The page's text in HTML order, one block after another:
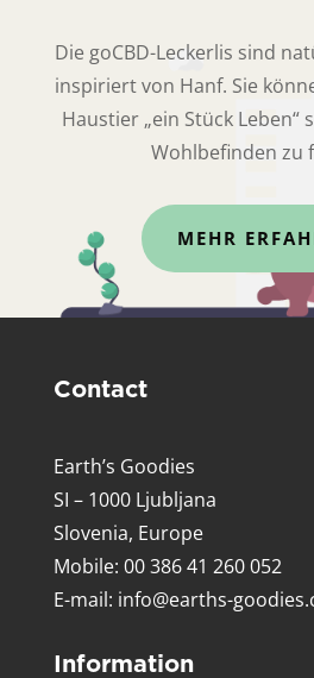
Die goCBD-Leckerlis sind
inspiriert von Hanf. Sie
Haustier „ein Stück Leben“
Wohlbefinden zu
MEHR
Contact
Earth’s Goodies
SI – 1000 Ljubljana
Slovenia, Europe
Mobile: 00 386 41 260 052
E-mail: info@earths-
Information